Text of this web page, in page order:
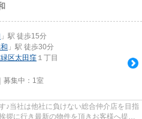
」駅 徒歩15分
」駅 徒歩30分
区太田窪 １丁目
集中： 1室
♪当社は他社に負けない総合仲介店を目指
拶に行き最新の物件を頂きお客様へ提供